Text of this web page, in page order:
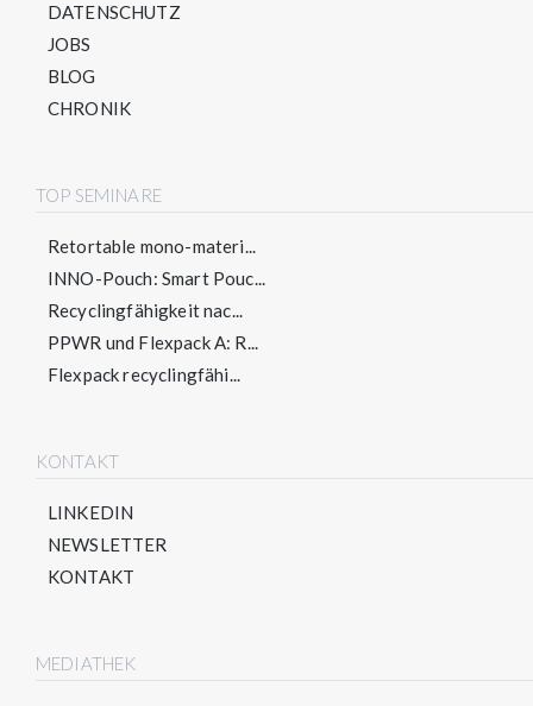
DATENSCHUTZ
JOBS
BLOG
CHRONIK
TOP SEMINARE
Retortable mono-materi...
INNO-Pouch: Smart Pouc...
Recyclingfähigkeit nac...
PPWR und Flexpack A: R...
Flexpack recyclingfähi...
KONTAKT
LINKEDIN
NEWSLETTER
KONTAKT
MEDIATHEK